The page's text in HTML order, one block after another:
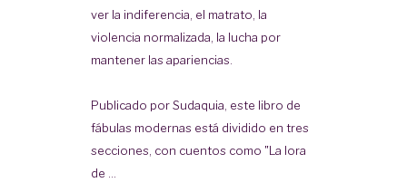
ver la indiferencia, el matrato, la
violencia normalizada, la lucha por
mantener las apariencias.
Publicado por Sudaquia, este libro de
fábulas modernas está dividido en tres
secciones, con cuentos como "La lora
de ...